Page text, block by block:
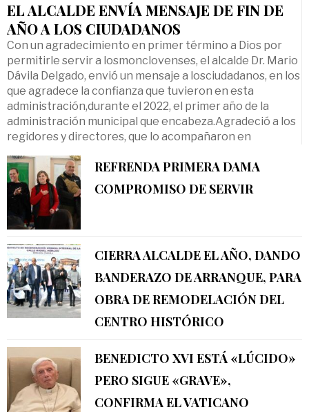
EL ALCALDE ENVÍA MENSAJE DE FIN DE
AÑO A LOS CIUDADANOS
Con un agradecimiento en primer término a Dios por
permitirle servir a losmonclovenses, el alcalde Dr. Mario
Dávila Delgado, envió un mensaje a losciudadanos, en los
que agradece la confianza que tuvieron en esta
administración,durante el 2022, el primer año de la
administración municipal que encabeza.Agradeció a los
regidores y directores, que lo acompañaron en
REFRENDA PRIMERA DAMA
COMPROMISO DE SERVIR
CIERRA ALCALDE EL AÑO, DANDO
BANDERAZO DE ARRANQUE, PARA
OBRA DE REMODELACIÓN DEL
CENTRO HISTÓRICO
BENEDICTO XVI ESTÁ «LÚCIDO»
PERO SIGUE «GRAVE»,
CONFIRMA EL VATICANO